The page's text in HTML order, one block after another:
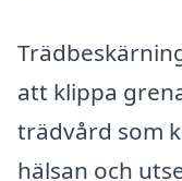
att klippa
trädvård som
hälsan och